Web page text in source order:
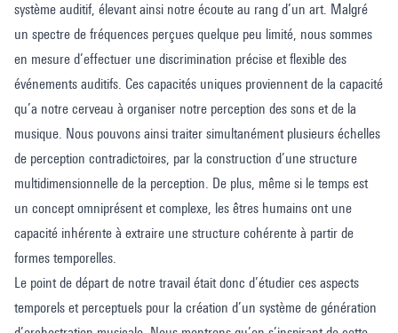
système auditif, élevant ainsi notre écoute au rang d’un art. Malgré
un spectre de fréquences perçues quelque peu limité, nous sommes
en mesure d’effectuer une discrimination précise et flexible des
événements auditifs. Ces capacités uniques proviennent de la capacité
qu’a notre cerveau à organiser notre perception des sons et de la
musique. Nous pouvons ainsi traiter simultanément plusieurs échelles
de perception contradictoires, par la construction d’une structure
multidimensionnelle de la perception. De plus, même si le temps est
un concept omniprésent et complexe, les êtres humains ont une
capacité inhérente à extraire une structure cohérente à partir de
formes temporelles.
Le point de départ de notre travail était donc d’étudier ces aspects
temporels et perceptuels pour la création d’un système de génération